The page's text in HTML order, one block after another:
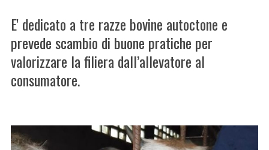
E' dedicato a tre razze bovine autoctone e
prevede scambio di buone pratiche per
valorizzare la filiera dall’allevatore al
consumatore.